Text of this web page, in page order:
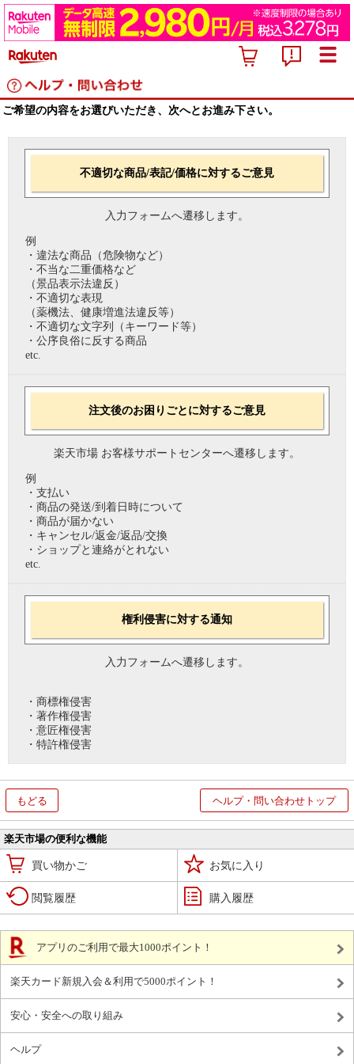
ご希望の内容をお選びいただき、次へとお進み下さい。
不適切な商品/表記/価格に対するご意見
入力フォームへ遷移します。
例
・違法な商品（危険物など）
・不当な二重価格など
（景品表示法違反）
・不適切な表現
（薬機法、健康増進法違反等）
・不適切な文字列（キーワード等）
・公序良俗に反する商品
etc.
注文後のお困りごとに対するご意見
楽天市場 お客様サポートセンターへ遷移します。
例
・支払い
・商品の発送/到着日時について
・商品が届かない
・キャンセル/返金/返品/交換
・ショップと連絡がとれない
etc.
権利侵害に対する通知
入力フォームへ遷移します。
・商標権侵害
・著作権侵害
・意匠権侵害
・特許権侵害
もどる ヘルプ・問い合わせトップ
楽天市場の便利な機能
買い物かご お気に入り
閲覧履歴 購入履歴
アプリのご利用で最大1000ポイント！
楽天カード新規入会＆利用で5000ポイント！
安心・安全への取り組み
ヘルプ